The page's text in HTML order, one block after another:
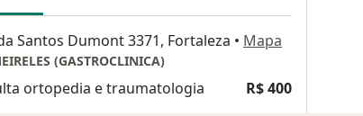
Santos Dumont 3371, Fortaleza • Mapa
(GASTROCLINICA)
ortopedia e traumatologia R$ 400